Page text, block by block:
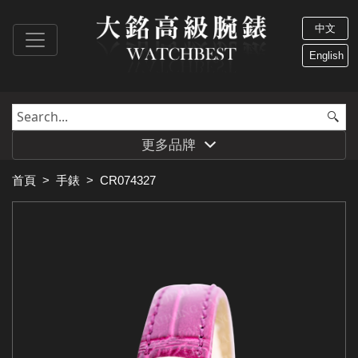
中文
English
更多品牌
首頁 > 手錶 > CR074327